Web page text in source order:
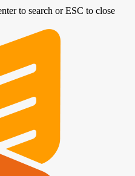
to search or ESC to close